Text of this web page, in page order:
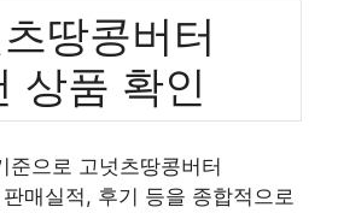
땅콩버터
상품 확인
준으로 고넛츠땅콩버터
매실적, 후기 등을 종합적으로